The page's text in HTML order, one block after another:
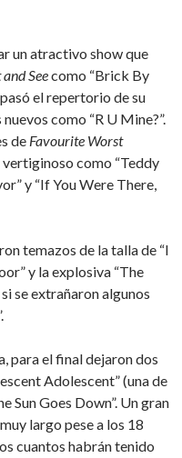
un atractivo show que
Seecomo “Brick By
el repertorio de su
como “R U Mine?”.
de Favourite Worst
como “Teddy
y “If You Were There,
temazos de la talla de “I
y la explosiva “The
se extrañaron algunos
para el final dejaron dos
Adolescent” (una de
Sun Goes Down”. Un gran
largo pese a los 18
cuantos habrán tenido